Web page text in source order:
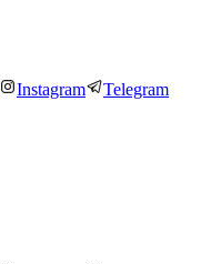
Instagram Telegram